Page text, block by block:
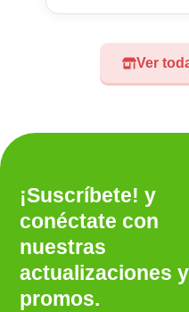
Ver
¡Suscríbete! y
conéctate con
nuestras
actualizaciones y
promos.